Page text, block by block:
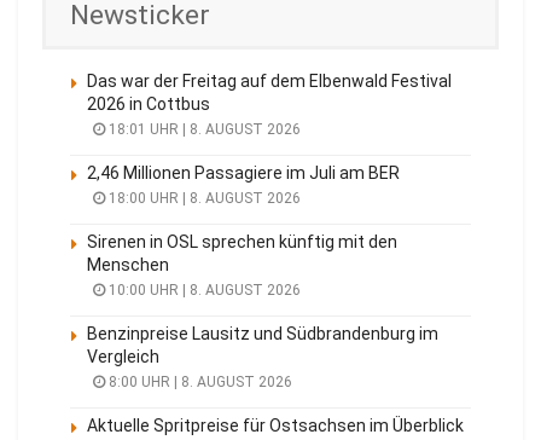
Newsticker
Das war der Freitag auf dem Elbenwald Festival
2026 in Cottbus
18:01 UHR | 8. AUGUST 2026
2,46 Millionen Passagiere im Juli am BER
18:00 UHR | 8. AUGUST 2026
Sirenen in OSL sprechen künftig mit den
Menschen
10:00 UHR | 8. AUGUST 2026
Benzinpreise Lausitz und Südbrandenburg im
Vergleich
8:00 UHR | 8. AUGUST 2026
Aktuelle Spritpreise für Ostsachsen im Überblick